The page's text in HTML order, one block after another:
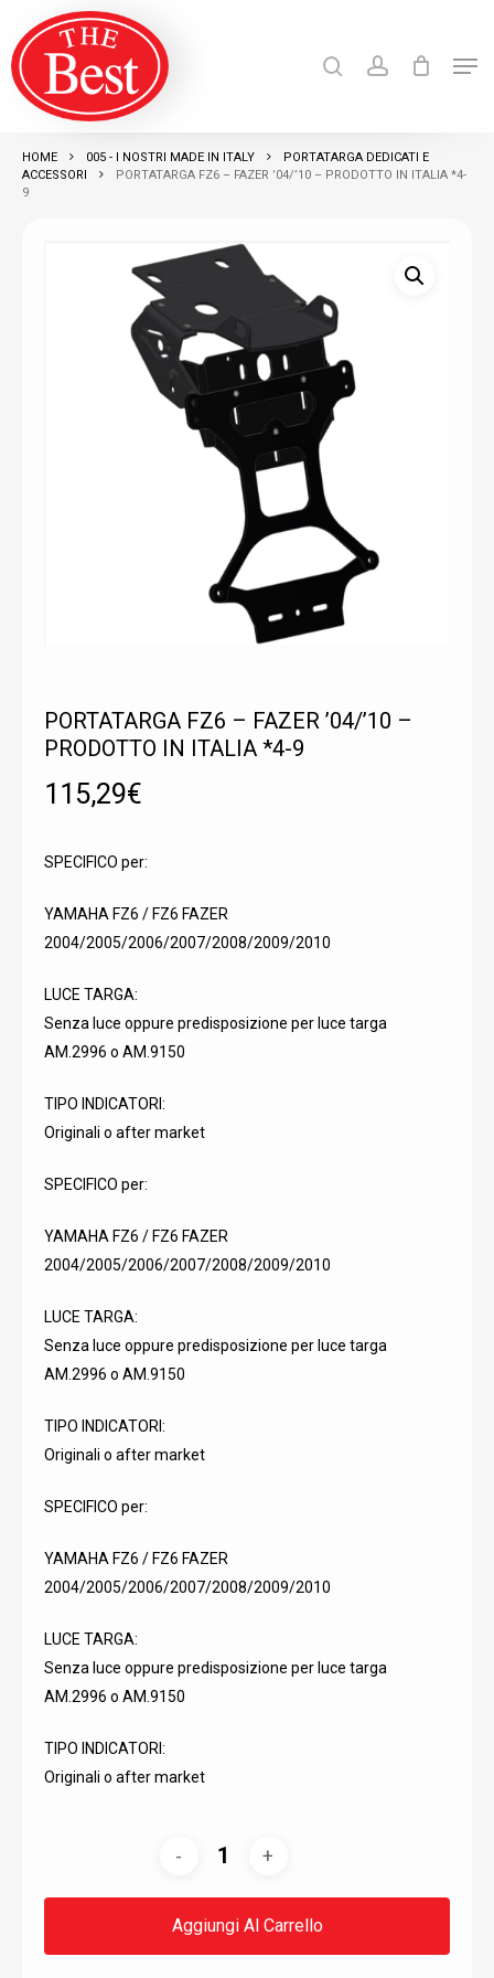
main
content
Products
search
HOME 005 - I NOSTRI MADE IN ITALY
PORTATARGA DEDICATI E
ACCESSORI
PORTATARGA FZ6 – FAZER ’04/’10 – PRODOTTO IN ITALIA *4-
9
PORTATARGA FZ6 – FAZER ’04/’10 –
PRODOTTO IN ITALIA *4-9
115,29€
SPECIFICO per:
YAMAHA FZ6 / FZ6 FAZER
2004/2005/2006/2007/2008/2009/2010
LUCE TARGA:
Senza luce oppure predisposizione per luce targa
AM.2996 o AM.9150
TIPO INDICATORI:
Originali o after market
SPECIFICO per:
YAMAHA FZ6 / FZ6 FAZER
2004/2005/2006/2007/2008/2009/2010
LUCE TARGA:
Senza luce oppure predisposizione per luce targa
AM.2996 o AM.9150
TIPO INDICATORI:
Originali o after market
SPECIFICO per:
YAMAHA FZ6 / FZ6 FAZER
2004/2005/2006/2007/2008/2009/2010
LUCE TARGA:
Senza luce oppure predisposizione per luce targa
AM.2996 o AM.9150
TIPO INDICATORI:
Originali o after market
Aggiungi Al Carrello
Close